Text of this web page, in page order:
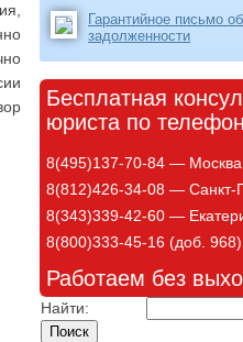
Гарантийное письмо
задолженности
Бесплатная
юриста по
8(495)137-70-84 — Москва
8(812)426-34-08 — Санкт-
8(343)339-42-60 —
8(800)333-45-16 (доб.
Работаем без
Найти: